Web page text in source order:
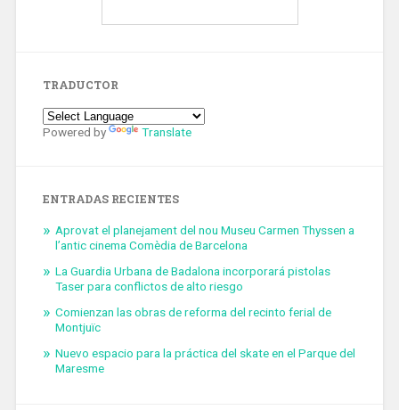
TRADUCTOR
Powered by Translate
ENTRADAS RECIENTES
Aprovat el planejament del nou Museu Carmen Thyssen a
l’antic cinema Comèdia de Barcelona
La Guardia Urbana de Badalona incorporará pistolas
Taser para conflictos de alto riesgo
Comienzan las obras de reforma del recinto ferial de
Montjuïc
Nuevo espacio para la práctica del skate en el Parque del
Maresme